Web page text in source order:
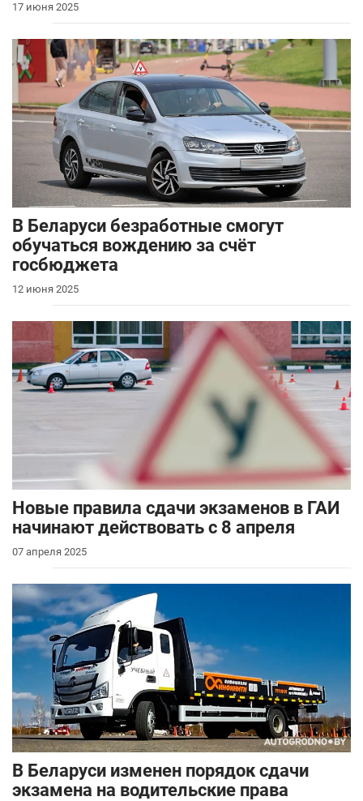
17 июня 2025
В Беларуси безработные смогут
обучаться вождению за счёт
госбюджета
12 июня 2025
Новые правила сдачи экзаменов в ГАИ
начинают действовать с 8 апреля
07 апреля 2025
В Беларуси изменен порядок сдачи
экзамена на водительские права